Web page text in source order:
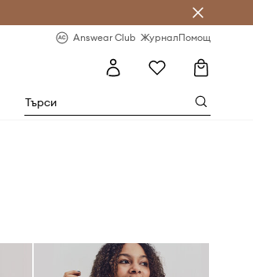
Answear Club ЖурналПомощ